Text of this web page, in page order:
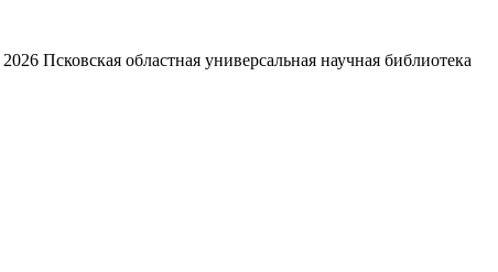
2026 Псковская областная универсальная научная библиотека